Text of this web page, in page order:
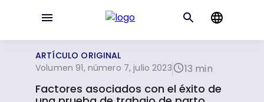
ARTÍCULO ORIGINAL
Volumen 91, número 7, julio 2023
13 min
Factores asociados con el éxito de